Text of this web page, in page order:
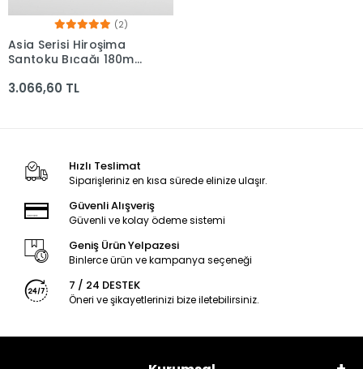
(2)
Asia Serisi Hiroşima
Santoku Bıçağı 180mm
Bıçakları
3.066,60 TL
Hızlı Teslimat
Siparişleriniz en kısa sürede elinize ulaşır.
Güvenli Alışveriş
Güvenli ve kolay ödeme sistemi
Geniş Ürün Yelpazesi
Binlerce ürün ve kampanya seçeneği
7 / 24 DESTEK
Öneri ve şikayetlerinizi bize iletebilirsiniz.